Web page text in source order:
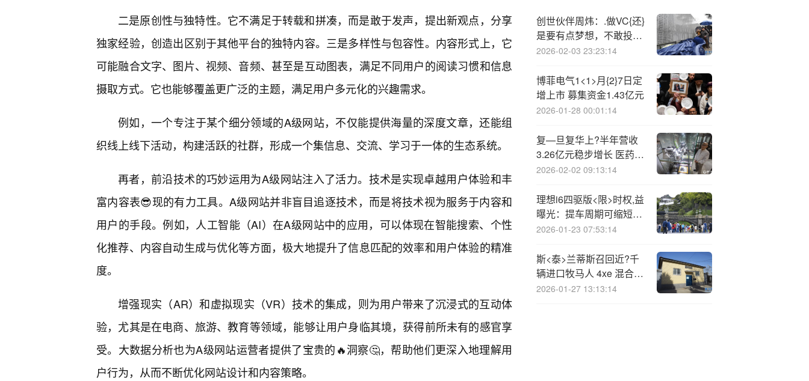
二是原创性与独特性。它不满足于转载和拼凑，而是敢于发声，提出新观点，分享
独家经验，创造出区别于其他平台的独特内容。三是多样性与包容性。内容形式上，它
可能融合文字、图片、视频、音频、甚至是互动图表，满足不同用户的阅读习惯和信息
摄取方式。它也能够覆盖更广泛的主题，满足用户多元化的兴趣需求。
例如，一个专注于某个细分领域的A级网站，不仅能提供海量的深度文章，还能组
织线上线下活动，构建活跃的社群，形成一个集信息、交流、学习于一体的生态系统。
再者，前沿技术的巧妙运用为A级网站注入了活力。技术是实现卓越用户体验和丰
富内容表😎现的有力工具。A级网站并非盲目追逐技术，而是将技术视为服务于内容和
用户的手段。例如，人工智能（AI）在A级网站中的应用，可以体现在智能搜索、个性
化推荐、内容自动生成与优化等方面，极大地提升了信息匹配的效率和用户体验的精准
度。
增强现实（AR）和虚拟现实（VR）技术的集成，则为用户带来了沉浸式的互动体
验，尤其是在电商、旅游、教育等领域，能够让用户身临其境，获得前所未有的感官享
受。大数据分析也为A级网站运营者提供了宝贵的🔥洞察🤔，帮助他们更深入地理解用
户行为，从而不断优化网站设计和内容策略。
创世伙伴周炜：.做VC{还}
是要有点梦想，不敢投通
用AI太“咸鱼了”
2026-02-03 23:23:14
博菲电气1<1>月{2}7日定
增上市 募集资金1.43亿元
2026-01-28 00:01:14
复—旦复华上?半年营收
3.26亿元稳步增长 医药、
软件业务齐发力
2026-02-02 09:13:14
理想i6四驱版<限>时权,益
曝光：提车周期可缩短至
3个月
2026-01-23 07:53:14
斯<泰>兰蒂斯召回近?千
辆进口牧马人 4xe 混合动
力汽车，胎压监测系统存
2026-01-27 13:13:14